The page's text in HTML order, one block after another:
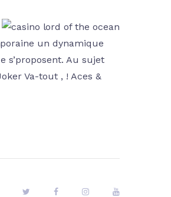
un dynamique
s’proposent. Au sujet
Va-tout , ! Aces &